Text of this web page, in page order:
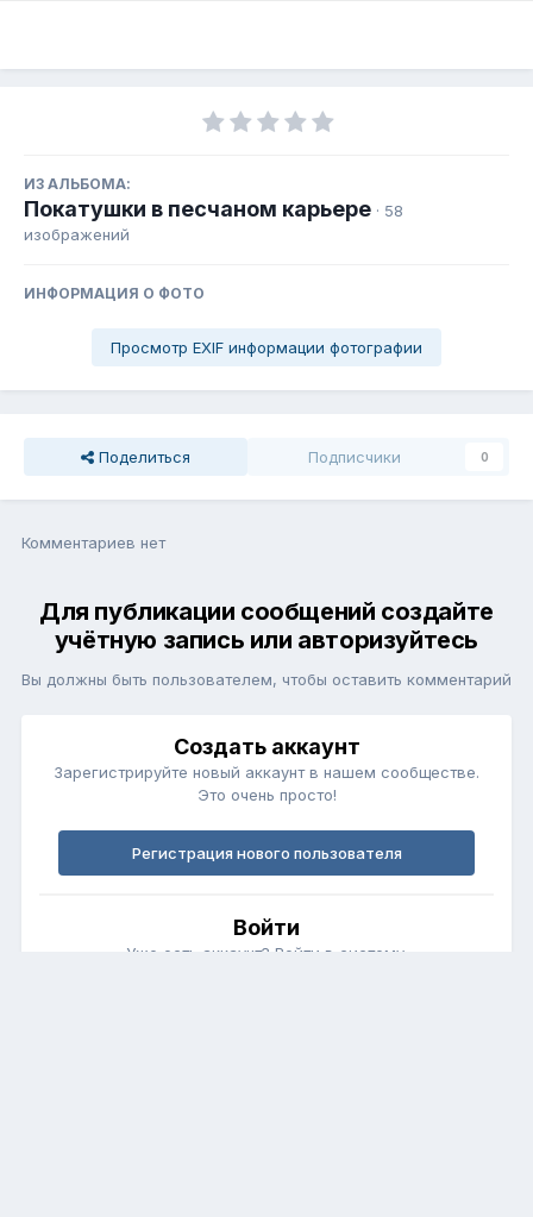
ИЗ АЛЬБОМА:
Покатушки в песчаном карьере · 58
изображений
ИНФОРМАЦИЯ О ФОТО
Просмотр EXIF информации фотографии
Поделиться Подписчики 0
Комментариев нет
Для публикации сообщений создайте
учётную запись или авторизуйтесь
Вы должны быть пользователем, чтобы оставить комментарий
Создать аккаунт
Зарегистрируйте новый аккаунт в нашем сообществе.
Это очень просто!
Регистрация нового пользователя
Войти
Уже есть аккаунт? Войти в систему.